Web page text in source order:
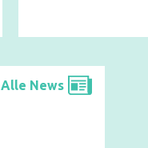
Alle News